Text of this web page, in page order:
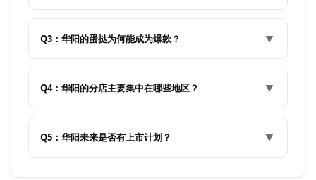
Q3：华阳的蛋挞为何能成为爆款？ ▼
Q4：华阳的分店主要集中在哪些地区？ ▼
Q5：华阳未来是否有上市计划？ ▼